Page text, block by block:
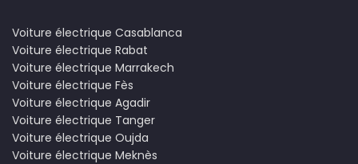
Voiture électrique Casablanca
Voiture électrique Rabat
Voiture électrique Marrakech
Voiture électrique Fès
Voiture électrique Agadir
Voiture électrique Tanger
Voiture électrique Oujda
Voiture électrique Meknès